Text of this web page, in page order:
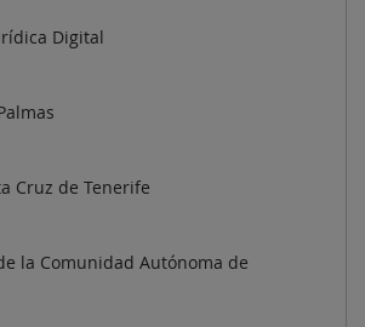
Digital
Cruz de Tenerife
la Comunidad Autónoma de